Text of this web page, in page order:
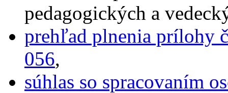
pedagogických a
prehľad plnenia prílohy
056,
súhlas so spracovaním